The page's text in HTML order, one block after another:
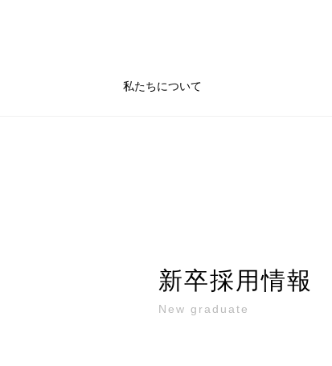
私たちについて
新卒採用情報
New graduate